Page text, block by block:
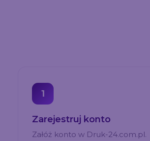
1
Zarejestruj konto
Załóż konto w Druk-24.com.pl.